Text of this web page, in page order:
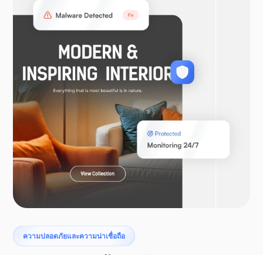
วูคอมเมิร์ซ
ลาราเวล
เทอโรแด็กทิล
ความปลอดภัยและความน่าเชื่อถือ